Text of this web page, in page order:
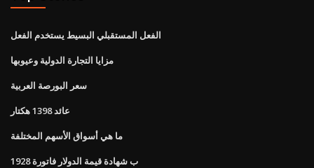
الفعل المستقبلي البسيط يستخدم الفعل
مزايا التجارة الدولية وعيوبها
سعر البورصة العربية
عائد 1398 هكتار
ما هي أسواق الأسهم المختلفة
1928 ب شهادة قيمة الدولار فاتورة